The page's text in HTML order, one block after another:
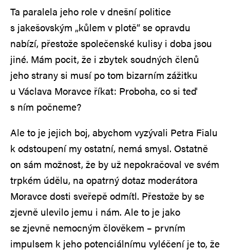
Ta paralela jeho role v dnešní politice
s jakešovským „kůlem v plotě“ se opravdu
nabízí, přestože společenské kulisy i doba jsou
jiné. Mám pocit, že i zbytek soudných členů
jeho strany si musí po tom bizarním zážitku
u Václava Moravce říkat: Proboha, co si teď
s ním počneme?
Ale to je jejich boj, abychom vyzývali Petra Fialu
k odstoupení my ostatní, nemá smysl. Ostatně
on sám možnost, že by už nepokračoval ve svém
trpkém údělu, na opatrný dotaz moderátora
Moravce dosti sveřepě odmítl. Přestože by se
zjevně ulevilo jemu i nám. Ale to je jako
se zjevně nemocným člověkem – prvním
impulsem k jeho potenciálnímu vyléčení je to, že